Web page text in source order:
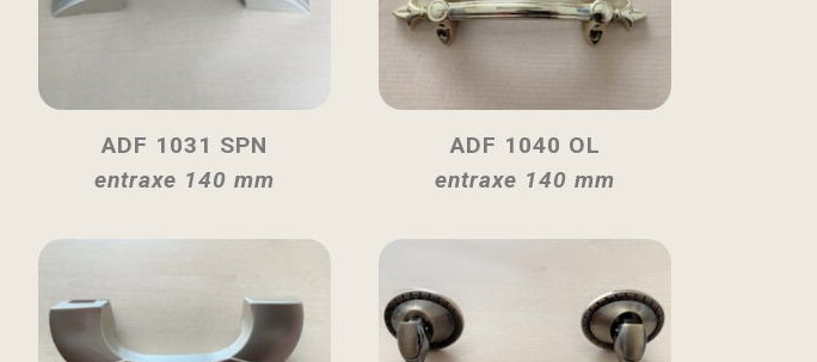
ADF 1031 SPN
entraxe 140 mm
ADF 1040 OL
entraxe 140 mm